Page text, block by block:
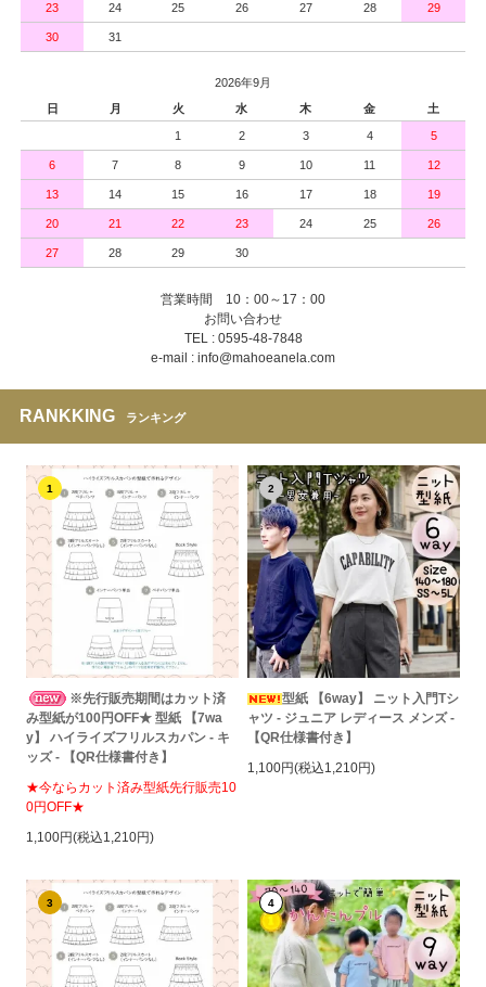
23 24 25 26 27 28 29
30 31
2026年9月
日
月 火 水 木 金 土
1 2 3 4 5
6 7 8 9 10 11 12
13 14 15 16 17 18 19
20 21 22 23 24 25 26
27 28 29 30
営業時間 10：00～17：00
お問い合わせ
TEL : 0595-48-7848
e-mail : info@mahoeanela.com
RANKKING ランキング
1
※先行販売期間はカット済
み型紙が100円OFF★ 型紙 【7wa
y】 ハイライズフリルスカパン - キ
ッズ - 【QR仕様書付き】
★今ならカット済み型紙先行販売10
0円OFF★
1,100円(税込1,210円)
2
型紙 【6way】 ニット入門Tシ
ャツ - ジュニア レディース メンズ -
【QR仕様書付き】
1,100円(税込1,210円)
3 4